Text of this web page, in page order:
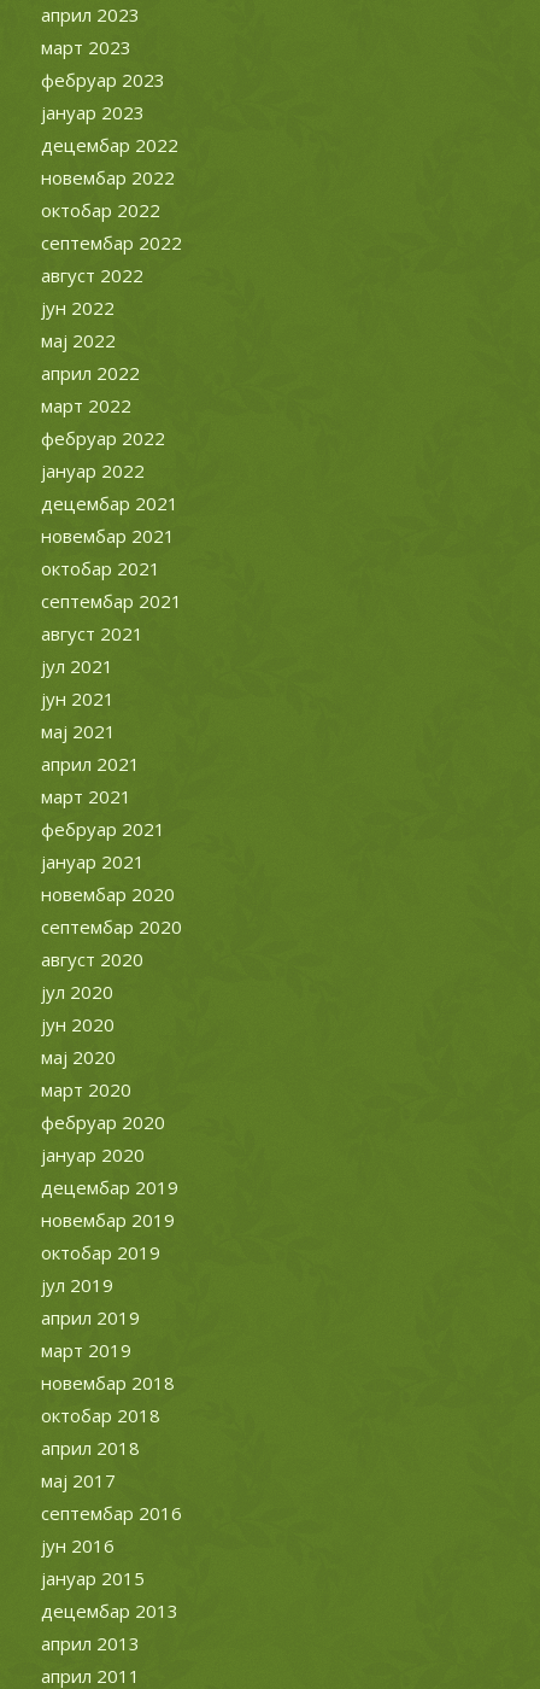
април 2023
март 2023
фебруар 2023
јануар 2023
децембар 2022
новембар 2022
октобар 2022
септембар 2022
август 2022
јун 2022
мај 2022
април 2022
март 2022
фебруар 2022
јануар 2022
децембар 2021
новембар 2021
октобар 2021
септембар 2021
август 2021
јул 2021
јун 2021
мај 2021
април 2021
март 2021
фебруар 2021
јануар 2021
новембар 2020
септембар 2020
август 2020
јул 2020
јун 2020
мај 2020
март 2020
фебруар 2020
јануар 2020
децембар 2019
новембар 2019
октобар 2019
јул 2019
април 2019
март 2019
новембар 2018
октобар 2018
април 2018
мај 2017
септембар 2016
јун 2016
јануар 2015
децембар 2013
април 2013
април 2011